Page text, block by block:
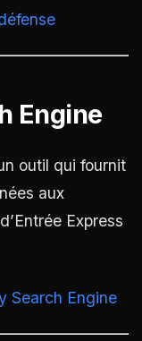
Engine
outil qui fournit
aux
Express
Search Engine